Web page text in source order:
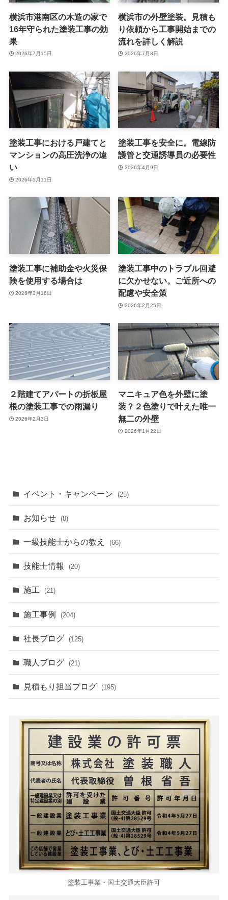
横浜市港南区の木造の家で
16年守られた塗装工事の効
果
2026年7月15日
横浜市の外壁塗装。見積も
り依頼から工事開始までの
流れを詳しく解説
2026年7月8日
塗装工事における戸建てと
マンションの高圧洗浄の違
い
2026年5月11日
塗装工事を安全に。電線防
護管と交通誘導員の必要性
2026年4月9日
塗装工事に補助金や火災保
険を使用する場合は
2026年3月16日
塗装工事中のトラブル回避
に欠かせない。ご近所への
配慮や安全策
2026年2月25日
２階建てアパートの折板屋
根の塗装工事での雨漏り
2026年2月3日
マニキュア色を外壁に塗
装？２色塗りで叶えた唯一
無二の外壁
2026年1月22日
イベント・キャンペーン (25)
お知らせ (8)
一級技能士からの教え (66)
技能士情報 (20)
施工 (21)
施工事例 (204)
社長ブログ (125)
職人ブログ (21)
見積もり担当ブログ (195)
塗装工事業・国土交通大臣許可